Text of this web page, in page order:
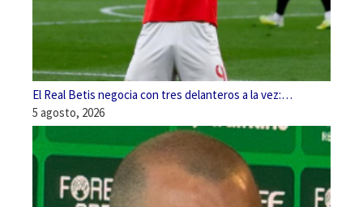
El Real Betis negocia con tres delanteros a la vez:…
5 agosto, 2026